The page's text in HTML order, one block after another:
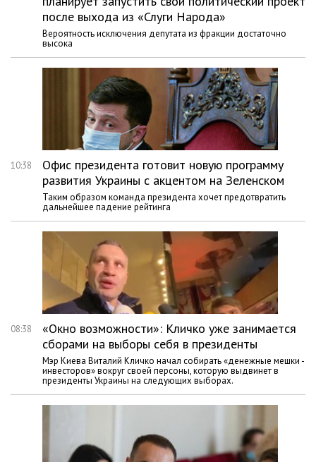
после выхода из «Слуги Народа»
Вероятность исключения депутата из фракции достаточно
высока
10:38
Офис президента готовит новую программу
развития Украины с акцентом на Зеленском
Таким образом команда президента хочет предотвратить
дальнейшее падение рейтинга
08:38
«Окно возможности»: Кличко уже занимается
сборами на выборы себя в президенты
Мэр Киева Виталий Кличко начал собирать «денежные мешки -
инвесторов» вокруг своей персоны, которую выдвинет в
президенты Украины на следующих выборах.